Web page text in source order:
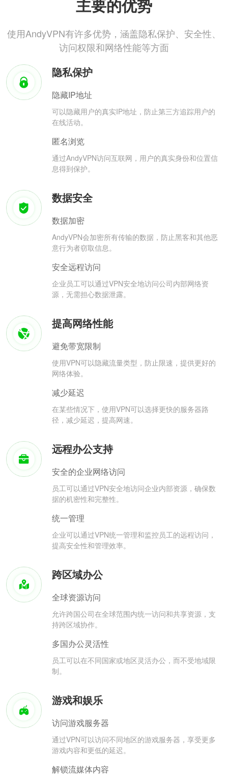
主要的优势
使用AndyVPN有许多优势，涵盖隐私保护、安全性、
访问权限和网络性能等方面
隐私保护
隐藏IP地址
可以隐藏用户的真实IP地址，防止第三方追踪用户的
在线活动。
匿名浏览
通过AndyVPN访问互联网，用户的真实身份和位置信
息得到保护。
数据安全
数据加密
AndyVPN会加密所有传输的数据，防止黑客和其他恶
意行为者窃取信息。
安全远程访问
企业员工可以通过VPN安全地访问公司内部网络资
源，无需担心数据泄露。
提高网络性能
避免带宽限制
使用VPN可以隐藏流量类型，防止限速，提供更好的
网络体验。
减少延迟
在某些情况下，使用VPN可以选择更快的服务器路
径，减少延迟，提高网速。
远程办公支持
安全的企业网络访问
员工可以通过VPN安全地访问企业内部资源，确保数
据的机密性和完整性。
统一管理
企业可以通过VPN统一管理和监控员工的远程访问，
提高安全性和管理效率。
跨区域办公
全球资源访问
允许跨国公司在全球范围内统一访问和共享资源，支
持跨区域协作。
多国办公灵活性
员工可以在不同国家或地区灵活办公，而不受地域限
制。
游戏和娱乐
访问游戏服务器
通过VPN可以访问不同地区的游戏服务器，享受更多
游戏内容和更低的延迟。
解锁流媒体内容